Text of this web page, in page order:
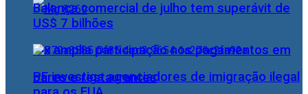
Pix amplia participação nos pagamentos em
bares e restaurantes
Balança comercial de julho tem superávit de
US$ 7 bilhões
PF investiga agenciadores de imigração ilegal